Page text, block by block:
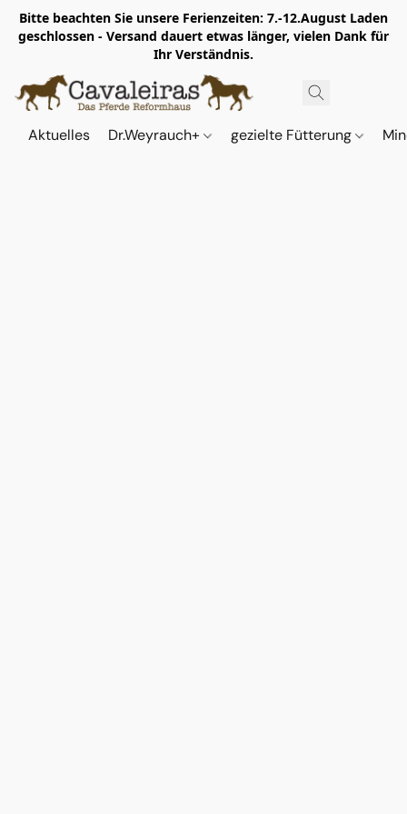
Bitte beachten Sie unsere Ferienzeiten: 7.-12.August Laden
geschlossen - Versand dauert etwas länger, vielen Dank für
Ihr Verständnis.
Aktuelles Dr.Weyrauch+ gezielte Fütterung